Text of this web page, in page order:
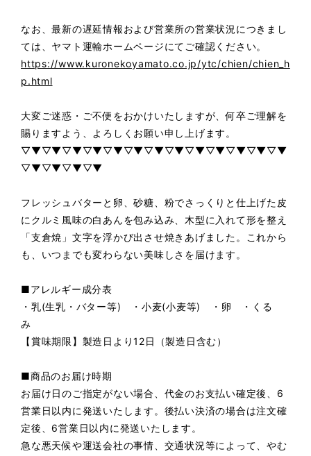
なお、最新の遅延情報および営業所の営業状況につきまし
ては、ヤマト運輸ホームページにてご確認ください。
https://www.kuronekoyamato.co.jp/ytc/chien/chien_h
p.html
大変ご迷惑・ご不便をおかけいたしますが、何卒ご理解を
賜りますよう、よろしくお願い申し上げます。
▽▼▽▼▽▼▽▼▽▼▽▼▽▼▽▼▽▼▽▼▽▼▽▼▽▼
▽▼▽▼▽▼▽▼
フレッシュバターと卵、砂糖、粉でさっくりと仕上げた皮
にクルミ風味の白あんを包み込み、木型に入れて形を整え
「支倉焼」文字を浮かび出させ焼きあげました。これから
も、いつまでも変わらない美味しさを届けます。
■アレルギー成分表
・乳(生乳・バター等) ・小麦(小麦等) ・卵 ・くる
み
【賞味期限】製造日より12日（製造日含む）
■商品のお届け時期
お届け日のご指定がない場合、代金のお支払い確定後、6
営業日以内に発送いたします。後払い決済の場合は注文確
定後、6営業日以内に発送いたします。
急な悪天候や運送会社の事情、交通状況等によって、やむ